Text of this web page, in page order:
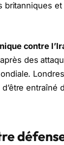
contre
après des
entraîné